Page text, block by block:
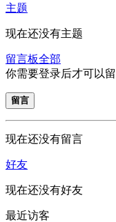
主题
现在还没有主题
留言板全部
你需要登录后才可以
留言
现在还没有留言
好友
现在还没有好友
最近访客